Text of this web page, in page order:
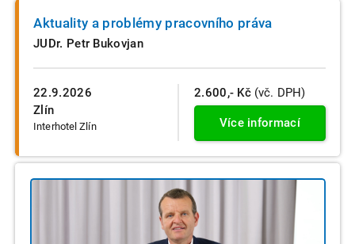
22.9.2026
Zlín
Interhotel Zlín
Aktuality a problémy pracovního práva
JUDr. Petr Bukovjan
2.600,- Kč (vč. DPH)
Více informací